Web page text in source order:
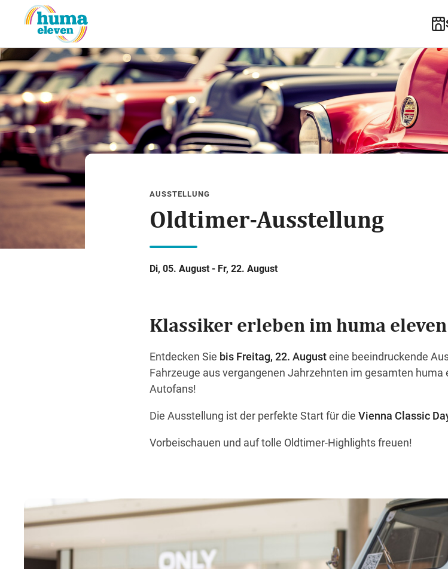
AUSSTELLUNG
Oldtimer-Ausstellung
Di, 05. August - Fr, 22. August
Klassiker erleben im huma eleven
Entdecken Sie bis Freitag, 22. Augusteine beeindruckende
Fahrzeuge aus vergangenen Jahrzehnten im gesamten huma
Autofans!
Die Ausstellung ist der perfekte Start für die Vienna Classic
Vorbeischauen und auf tolle Oldtimer-Highlights freuen!